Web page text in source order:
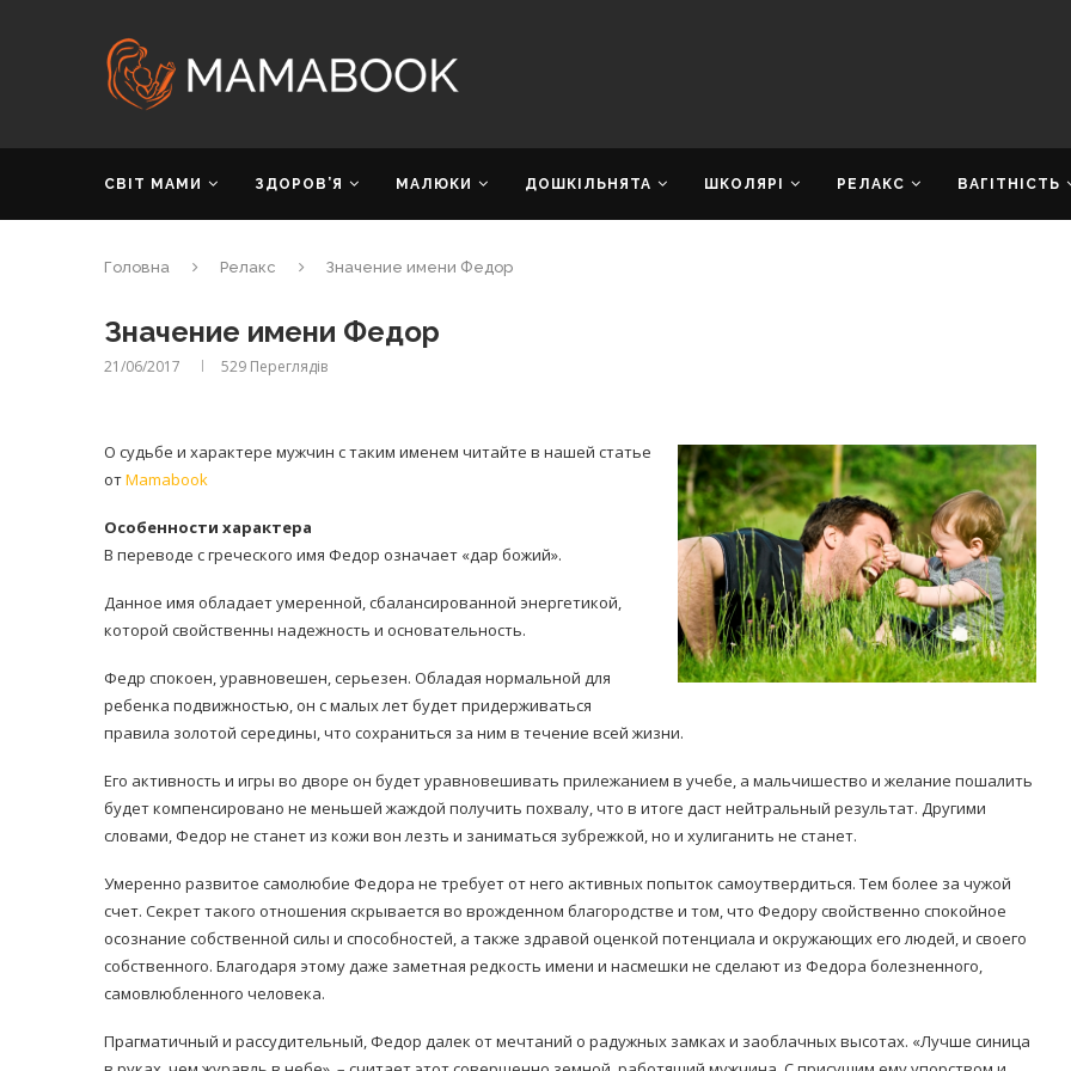
СВІТ МАМИ ЗДОРОВ’Я МАЛЮКИ ДОШКІЛЬНЯТА ШКОЛЯРІ РЕЛАКС ВАГІТНІСТЬ
Головна Релакс Значение имени Федор
Значение имени Федор
21/06/2017 529 Переглядів
О судьбе и характере мужчин с таким именем читайте в нашей статье
отMamabook
Особенности характера
В переводе с греческого имя Федор означает «дар божий».
Данное имя обладает умеренной, сбалансированной энергетикой,
которой свойственны надежность и основательность.
Федр спокоен, уравновешен, серьезен. Обладая нормальной для
ребенка подвижностью, он с малых лет будет придерживаться
правила золотой середины, что сохраниться за ним в течение всей жизни.
Его активность и игры во дворе он будет уравновешивать прилежанием в учебе, а мальчишество и желание пошалить
будет компенсировано не меньшей жаждой получить похвалу, что в итоге даст нейтральный результат. Другими
словами, Федор не станет из кожи вон лезть и заниматься зубрежкой, но и хулиганить не станет.
Умеренно развитое самолюбие Федора не требует от него активных попыток самоутвердиться. Тем более за чужой
счет. Секрет такого отношения скрывается во врожденном благородстве и том, что Федору свойственно спокойное
осознание собственной силы и способностей, а также здравой оценкой потенциала и окружающих его людей, и своего
собственного. Благодаря этому даже заметная редкость имени и насмешки не сделают из Федора болезненного,
самовлюбленного человека.
Прагматичный и рассудительный, Федор далек от мечтаний о радужных замках и заоблачных высотах. «Лучше синица
принимать
30/Січ/2021
Лікарі назвали симптоми
коронавірусу в дітей
14/Бер/2020
Моро, который без...
08/Січ/2021